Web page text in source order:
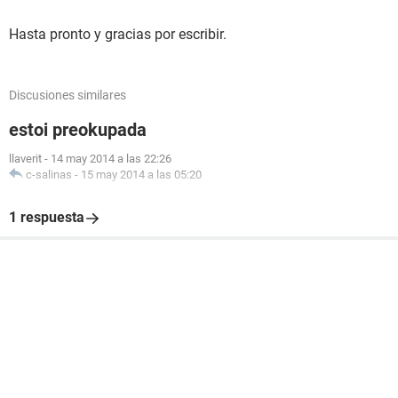
Hasta pronto y gracias por escribir.
Discusiones similares
estoi preokupada
llaverit - 14 may 2014 a las 22:26
c-salinas - 15 may 2014 a las 05:20
1 respuesta